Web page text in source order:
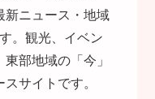
新ニュース・地域
。観光、イベン
部地域の「今」
サイトです。